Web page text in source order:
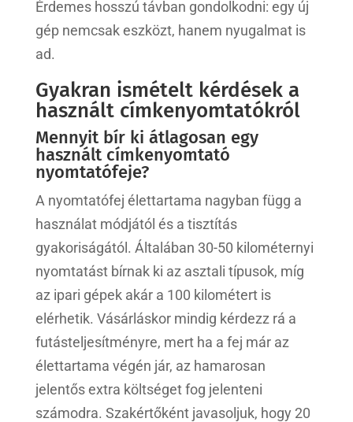
Érdemes hosszú távban gondolkodni: egy új
gép nemcsak eszközt, hanem nyugalmat is
ad.
Gyakran ismételt kérdések a
használt címkenyomtatókról
Mennyit bír ki átlagosan egy
használt címkenyomtató
nyomtatófeje?
A nyomtatófej élettartama nagyban függ a
használat módjától és a tisztítás
gyakoriságától. Általában 30-50 kilométernyi
nyomtatást bírnak ki az asztali típusok, míg
az ipari gépek akár a 100 kilométert is
elérhetik. Vásárláskor mindig kérdezz rá a
futásteljesítményre, mert ha a fej már az
élettartama végén jár, az hamarosan
jelentős extra költséget fog jelenteni
számodra. Szakértőként javasoljuk, hogy 20